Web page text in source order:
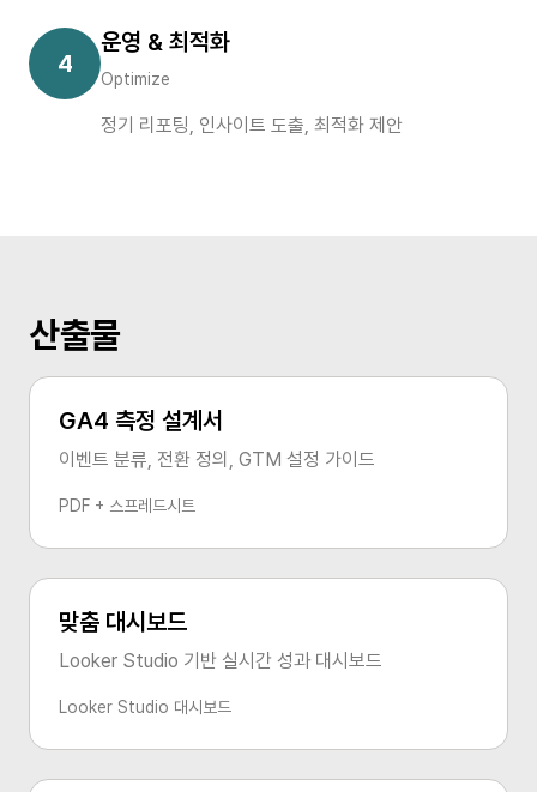
4
운영 & 최적화
Optimize
정기 리포팅, 인사이트 도출, 최적화 제안
산출물
GA4 측정 설계서
이벤트 분류, 전환 정의, GTM 설정 가이드
PDF + 스프레드시트
맞춤 대시보드
Looker Studio 기반 실시간 성과 대시보드
Looker Studio 대시보드